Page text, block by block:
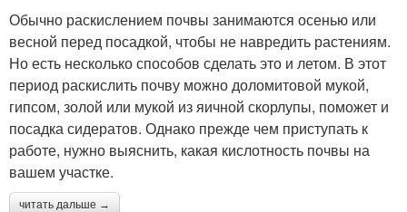
Обычно раскислением почвы занимаются осенью или
весной перед посадкой, чтобы не навредить растениям.
Но есть несколько способов сделать это и летом. В этот
период раскислить почву можно доломитовой мукой,
гипсом, золой или мукой из яичной скорлупы, поможет и
посадка сидератов. Однако прежде чем приступать к
работе, нужно выяснить, какая кислотность почвы на
вашем участке.
читать дальше →